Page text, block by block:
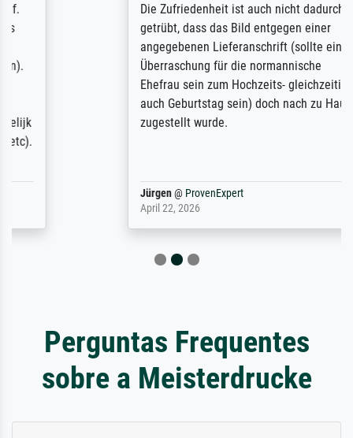
Die Zufriedenheit ist auch nicht dadurch
getrübt, dass das Bild entgegen einer
angegebenen Lieferanschrift (sollte eine
Überraschung für die normannische
Ehefrau sein zum Hochzeits- gleichzeitig
auch Geburtstag sein) doch nach zu Hause
zugestellt wurde.
ProvenExpert
Perguntas Frequentes
sobre a Meisterdrucke